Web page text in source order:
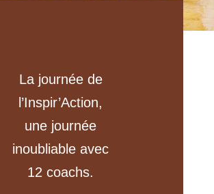
La journée de
l’Inspir’Action,
une journée
inoubliable avec
12 coachs.